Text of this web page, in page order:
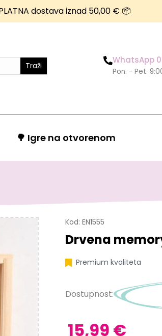
dostava iznad 50,00 € 📦
Traži
WhatsApp
Pon. - Pet.
🌳 Igre na otvorenom
Kod:EN1555
Drvena
Premium kvaliteta
Dostupnost:
15,99 €